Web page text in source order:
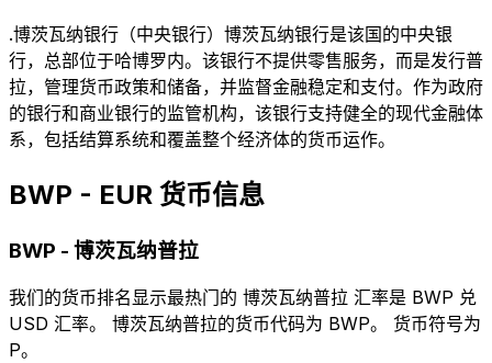
.博茨瓦纳银行（中央银行）博茨瓦纳银行是该国的中央银
行，总部位于哈博罗内。该银行不提供零售服务，而是发行普
拉，管理货币政策和储备，并监督金融稳定和支付。作为政府
的银行和商业银行的监管机构，该银行支持健全的现代金融体
系，包括结算系统和覆盖整个经济体的货币运作。
BWP - EUR 货币信息
BWP - 博茨瓦纳普拉
我们的货币排名显示最热门的 博茨瓦纳普拉 汇率是 BWP 兑
USD 汇率。 博茨瓦纳普拉的货币代码为 BWP。 货币符号为
P。